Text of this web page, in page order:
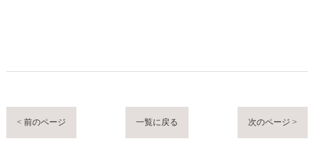
< 前のページ 一覧に戻る 次のページ >